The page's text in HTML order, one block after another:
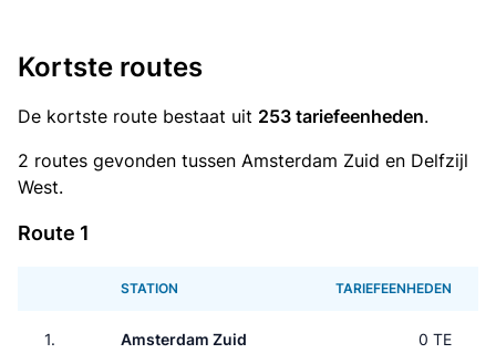
Kortste routes
De kortste route bestaat uit 253 tariefeenheden.
2 routes gevonden tussen Amsterdam Zuid en Delfzijl
West.
Route 1
STATION TARIEFEENHEDEN
1. Amsterdam Zuid 0 TE